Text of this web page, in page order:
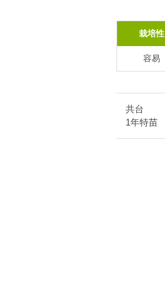
栽培性
容易
共台
1年特苗